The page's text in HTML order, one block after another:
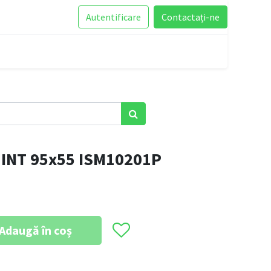
Autentificare Contactați-ne
INT 95x55 ISM10201P
în coș